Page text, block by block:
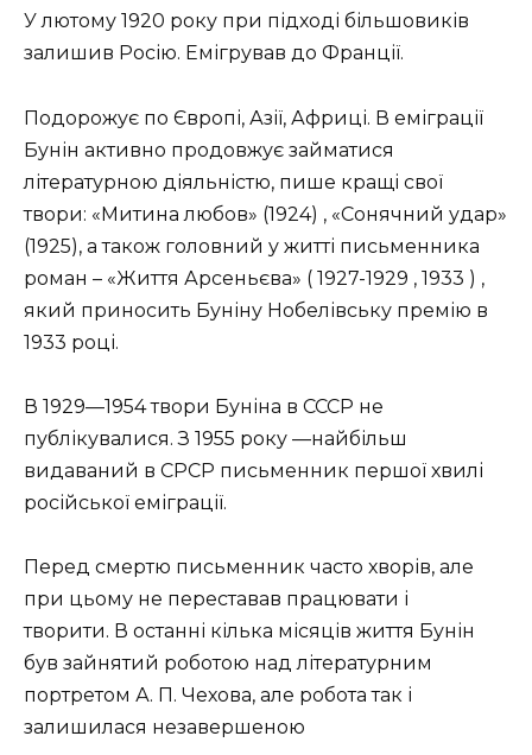
У лютому 1920 року при підході більшовиків
залишив Росію. Емігрував до Франції.
Подорожує по Європі, Азії, Африці. В еміграції
Бунін активно продовжує займатися
літературною діяльністю, пише кращі свої
твори: «Митина любов» (1924) , «Сонячний удар»
(1925), а також головний у житті письменника
роман – «Життя Арсеньєва» ( 1927-1929 , 1933 ) ,
який приносить Буніну Нобелівську премію в
1933 році.
В 1929—1954 твори Буніна в СССР не
публікувалися. З 1955 року —найбільш
видаваний в СРСР письменник першої хвилі
російської еміграції.
Перед смертю письменник часто хворів, але
при цьому не переставав працювати і
творити. В останні кілька місяців життя Бунін
був зайнятий роботою над літературним
портретом А. П. Чехова, але робота так і
залишилася незавершеною